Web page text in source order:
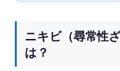
ニキビ（尋常性
は？